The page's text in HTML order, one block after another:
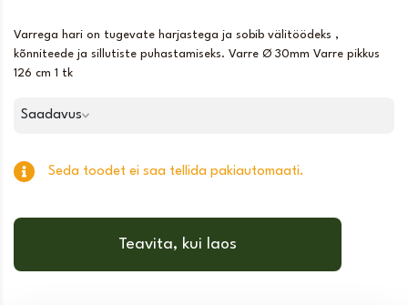
Varrega hari on tugevate harjastega ja sobib välitöödeks ,
kõnniteede ja sillutiste puhastamiseks. Varre Ø 30mm Varre pikkus
126 cm 1 tk
Saadavus
Seda toodet ei saa tellida pakiautomaati.
Teavita, kui laos